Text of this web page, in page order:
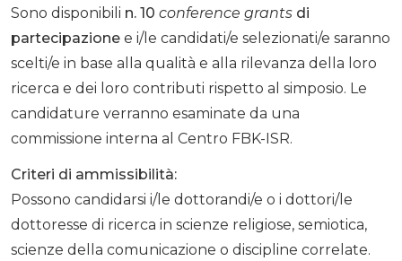
Sono disponibili n. 10 conference grants di
partecipazione e i/le candidati/e selezionati/e saranno
scelti/e in base alla qualità e alla rilevanza della loro
ricerca e dei loro contributi rispetto al simposio. Le
candidature verranno esaminate da una
commissione interna al Centro FBK-ISR.
Criteri di ammissibilità:
Possono candidarsi i/le dottorandi/e o i dottori/le
dottoresse di ricerca in scienze religiose, semiotica,
scienze della comunicazione o discipline correlate.